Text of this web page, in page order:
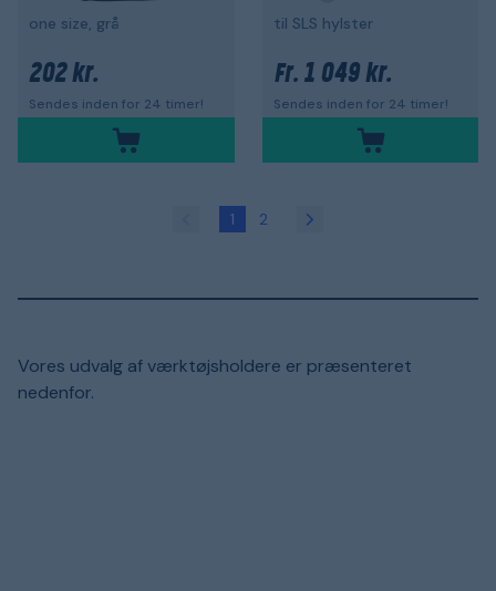
one size, grå
202 kr.
Sendes inden for 24 timer!
til SLS hylster
Fr. 1 049 kr.
Sendes inden for 24 timer!
1 2
Vores udvalg af værktøjsholdere er præsenteret
nedenfor.